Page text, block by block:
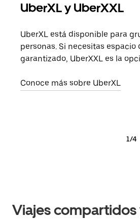
UberXL y UberXXL
UberXL está disponible para
personas. Si necesitas espacio
garantizado, UberXXL es la
Conoce más sobre UberXL
1/4
Viajes compartidos